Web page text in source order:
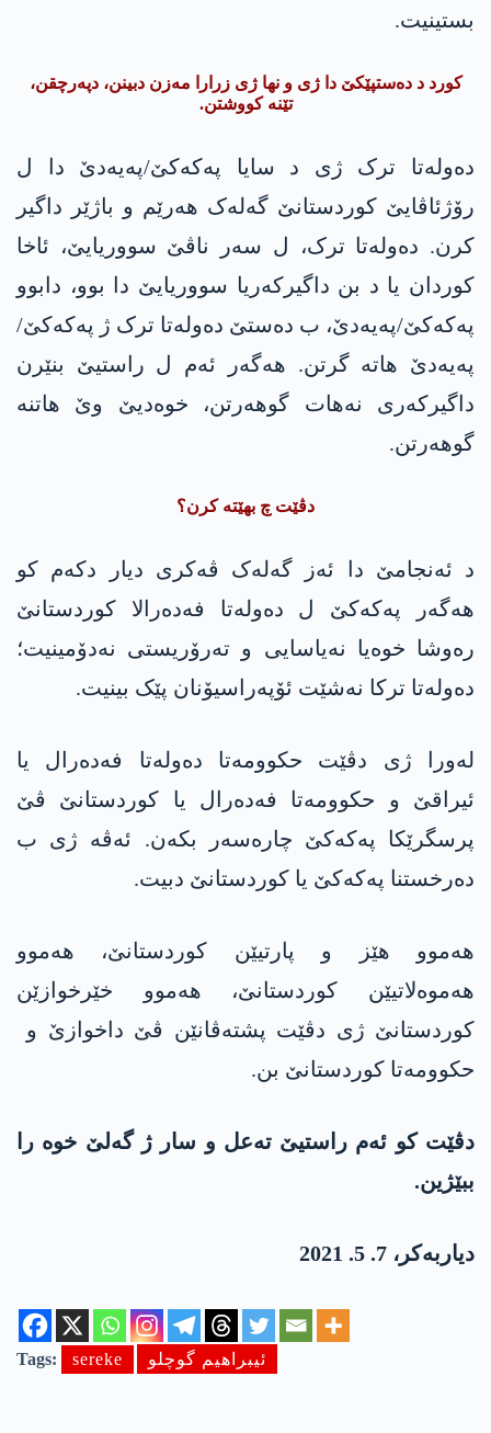
بستینیت.
کورد د دەستپێکێ دا ژی و نھا ژی زرارا مەزن دبینن، دپەرچقن،
تێنە کووشتن.
دەولەتا ترک ژی د سایا پەکەکێ/پەیەدێ دا ل
رۆژئاڤایێ کوردستانێ گەلەک ھەرێم و باژێر داگیر
کرن. دەولەتا ترک، ل سەر ناڤێ سووریایێ، ئاخا
کوردان یا د بن داگیرکەریا سووریایێ دا بوو، دابوو
پەکەکێ/پەیەدێ، ب دەستێ دەولەتا ترک ژ پەکەکێ/
پەیەدێ ھاتە گرتن. ھەگەر ئەم ل راستیێ بنێرن
داگیرکەری نەھات گوھەرتن، خوەدیێ وێ ھاتنە
گوھەرتن.
دڤێت چ بهێتە کرن؟
د ئەنجامێ دا ئەز گەلەک ڤەکری دیار دکەم کو
ھەگەر پەکەکێ ل دەولەتا فەدەرالا کوردستانێ
رەوشا خوەیا نەیاسایی و تەرۆریستی نەدۆمینیت؛
دەولەتا ترکا نەشێت ئۆپەراسیۆنان پێک بینیت.
لەورا ژی دڤێت حکوومەتا دەولەتا فەدەرال یا
ئیراقێ و حکوومەتا فەدەرال یا کوردستانێ ڤێ
پرسگرێکا پەکەکێ چارەسەر بکەن. ئەڤە ژی ب
دەرخستنا پەکەکێ یا کوردستانێ دبیت.
ھەموو ھێز و پارتیێن کوردستانێ، ھەموو
ھەموەلاتیێن کوردستانێ، ھەموو خێرخوازێن
کوردستانێ ژی دڤێت پشتەڤانێن ڤێ داخوازێ و
حکوومەتا کوردستانێ بن.
دڤێت کو ئەم راستیێ تەعل و سار ژ گەلێ خوە را
ببێژین.
دیاربەکر، 7. 5. 2021
Tags: sereke ئیبراھیم گوچلو